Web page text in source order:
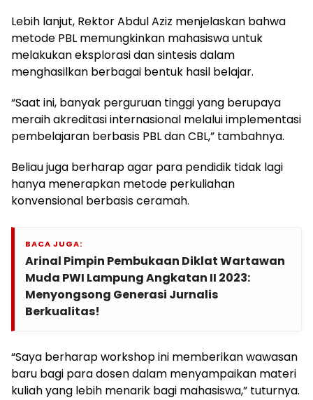
Lebih lanjut, Rektor Abdul Aziz menjelaskan bahwa
metode PBL memungkinkan mahasiswa untuk
melakukan eksplorasi dan sintesis dalam
menghasilkan berbagai bentuk hasil belajar.
“Saat ini, banyak perguruan tinggi yang berupaya
meraih akreditasi internasional melalui implementasi
pembelajaran berbasis PBL dan CBL,” tambahnya.
Beliau juga berharap agar para pendidik tidak lagi
hanya menerapkan metode perkuliahan
konvensional berbasis ceramah.
BACA JUGA:
Arinal Pimpin Pembukaan Diklat Wartawan
Muda PWI Lampung Angkatan II 2023:
Menyongsong Generasi Jurnalis
Berkualitas!
“Saya berharap workshop ini memberikan wawasan
baru bagi para dosen dalam menyampaikan materi
kuliah yang lebih menarik bagi mahasiswa,” tuturnya.